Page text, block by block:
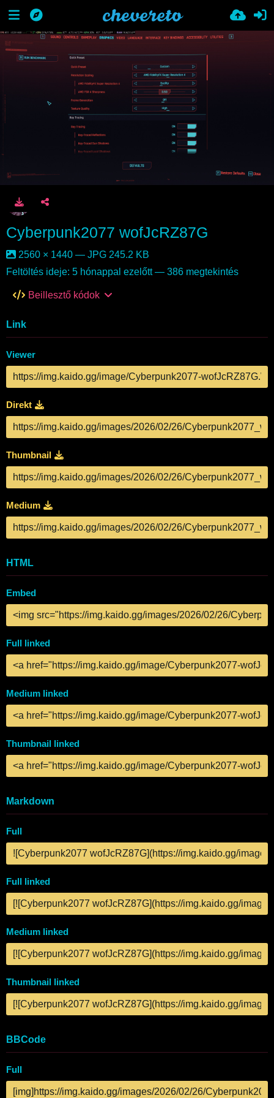
Cyberpunk2077 wofJcRZ87G
2560 × 1440 — JPG 245.2 KB
Feltöltés ideje: 5 hónappal ezelőtt— 386 megtekintés
Beillesztő kódok
Link
Viewer
Direkt
Thumbnail
Medium
HTML
Embed
Full linked
Medium linked
Thumbnail linked
Markdown
Full
Full linked
Medium linked
Thumbnail linked
BBCode
Full